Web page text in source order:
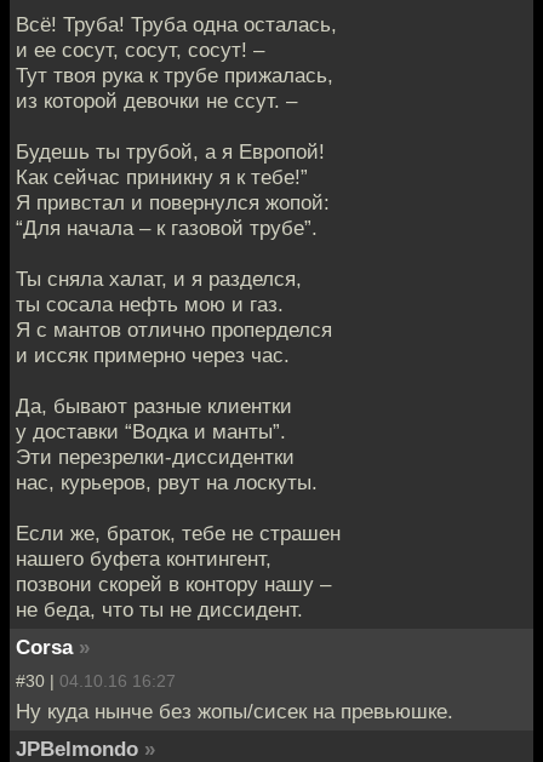
Всё! Труба! Труба одна осталась,
и ее сосут, сосут, сосут! –
Тут твоя рука к трубе прижалась,
из которой девочки не ссут. –
Будешь ты трубой, а я Европой!
Как сейчас приникну я к тебе!”
Я привстал и повернулся жопой:
“Для начала – к газовой трубе”.
Ты сняла халат, и я разделся,
ты сосала нефть мою и газ.
Я с мантов отлично проперделся
и иссяк примерно через час.
Да, бывают разные клиентки
у доставки “Водка и манты”.
Эти перезрелки-диссидентки
нас, курьеров, рвут на лоскуты.
Если же, браток, тебе не страшен
нашего буфета контингент,
позвони скорей в контору нашу –
не беда, что ты не диссидент.
Corsa »
#30 | 04.10.16 16:27
Ну куда нынче без жопы/сисек на превьюшке.
JPBelmondo »